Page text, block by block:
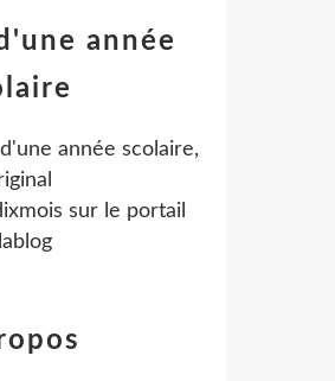
année
année scolaire,
sur le portail